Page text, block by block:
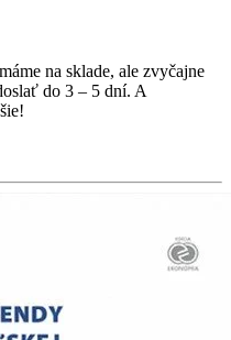
na sklade, ale zvyčajne
do 3 – 5 dní. A